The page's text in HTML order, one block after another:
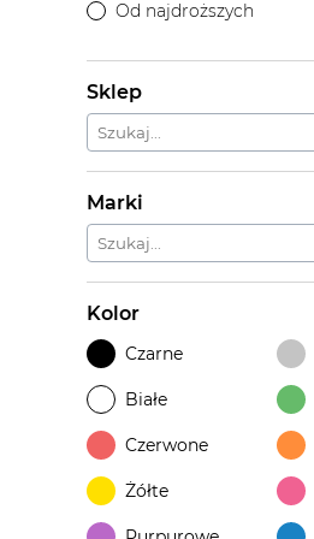
Od najdroższych
Sklep
Marki
Kolor
Czarne
Białe
Czerwone
Żółte